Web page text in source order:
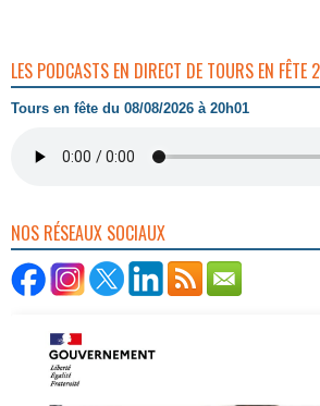
LES PODCASTS EN DIRECT DE TOURS EN FÊTE
Tours en fête du 08/08/2026 à 20h01
NOS RÉSEAUX SOCIAUX